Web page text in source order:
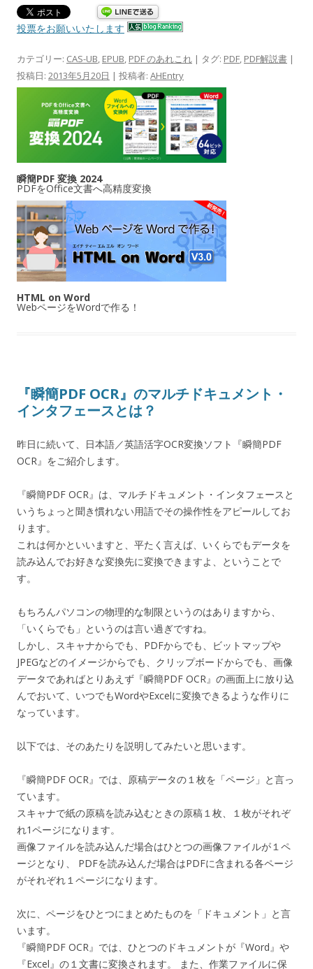
投票をお願いいたします
カテゴリー: CAS-UB, EPUB, PDF のあれこれ | タグ: PDF, PDF解説書 |
投稿日: 2013年5月20日 | 投稿者: AHEntry
瞬簡PDF 変換 2024
PDFをOffice文書へ高精度変換
HTML on Word
WebページをWordで作る！
『瞬簡PDF OCR』のマルチドキュメント・
インタフェースとは？
昨日に続いて、日本語／英語活字OCR変換ソフト『瞬簡PDF
OCR』をご紹介します。
『瞬簡PDF OCR』は、マルチドキュメント・インタフェースと
いうちょっと聞き慣れない用語でその操作性をアピールしてお
ります。
これは何かといいますと、平たく言えば、いくらでもデータを
読み込んでお好きな変換先に変換できますよ、ということで
す。
もちろんパソコンの物理的な制限というのはありますから、
「いくらでも」というのは言い過ぎですね。
しかし、スキャナからでも、PDFからでも、ビットマップや
JPEGなどのイメージからでも、クリップボードからでも、画像
データであればとりあえず『瞬簡PDF OCR』の画面上に放り込
んでおいて、いつでもWordやExcelに変換できるような作りに
なっています。
以下では、そのあたりを説明してみたいと思います。
『瞬簡PDF OCR』では、原稿データの１枚を「ページ」と言っ
ています。
スキャナで紙の原稿を読み込むときの原稿１枚、１枚がそれぞ
れ1ページになります。
画像ファイルを読み込んだ場合はひとつの画像ファイルが１ペ
ージとなり、 PDFを読み込んだ場合はPDFに含まれる各ページ
がそれぞれ１ページになります。
次に、ページをひとつにまとめたものを「ドキュメント」と言
います。
『瞬簡PDF OCR』では、ひとつのドキュメントが『Word』や
『Excel』の１文書に変換されます。 また、作業ファイルに保